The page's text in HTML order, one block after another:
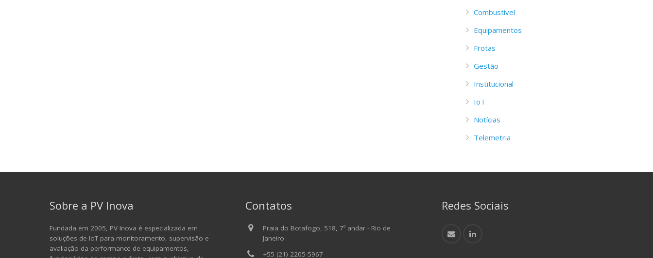
Combustível
Equipamentos
Frotas
Gestão
Institucional
IoT
Notícias
Telemetria
Sobre a PV Inova
Fundada em 2005, PV Inova é especializada em
soluções de IoT para monitoramento, supervisão e
avaliação da performance de equipamentos,
Contatos
Praia do Botafogo, 518, 7º andar - Rio de
Janeiro
+55 (21) 2205-5967
Redes Sociais